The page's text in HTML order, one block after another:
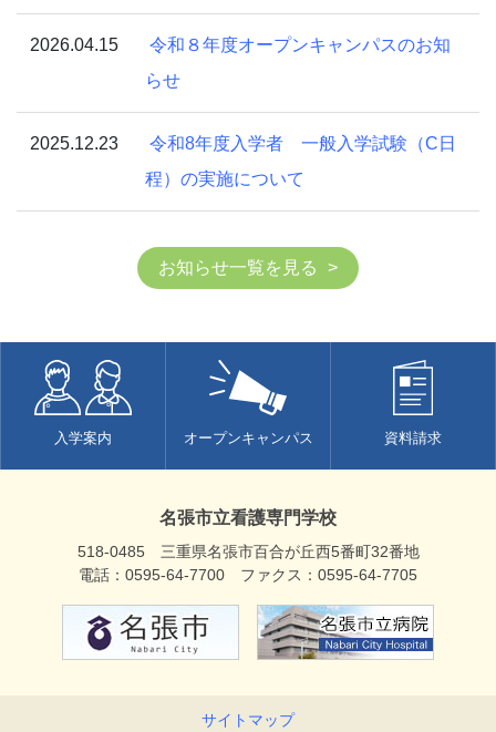
2026.04.15
令和８年度オープンキャンパスのお知
らせ
2025.12.23
令和8年度入学者 一般入学試験（C日
程）の実施について
お知らせ一覧を見る
入学案内 オープンキャンパス 資料請求
名張市立看護専門学校
518-0485 三重県名張市百合が丘西5番町32番地
電話：0595-64-7700 ファクス：0595-64-7705
サイトマップ